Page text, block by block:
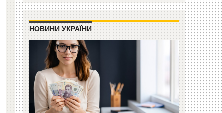
НОВИНИ УКРАЇНИ